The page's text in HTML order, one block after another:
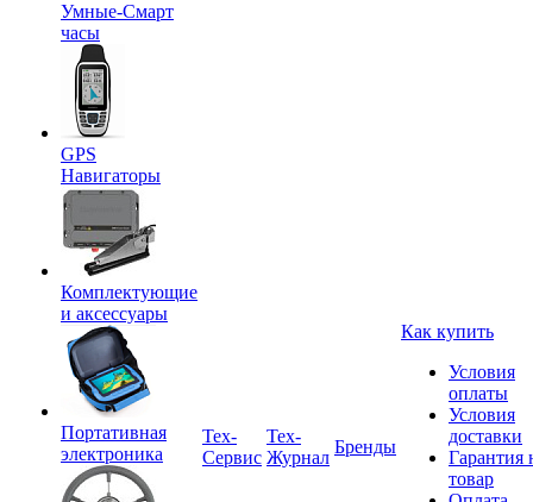
Умные-Смарт
часы
GPS
Навигаторы
Комплектующие
и аксессуары
Портативная
электроника
Tex-
Сервис
Тех-
Журнал
Бренды
Как купить
Условия
оплаты
Условия
доставки
Гарантия
товар